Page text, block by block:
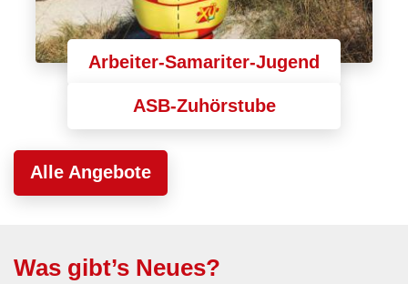
Arbeiter-Samariter-Jugend
ASB-Zuhörstube
Alle Angebote
Was gibt’s Neues?